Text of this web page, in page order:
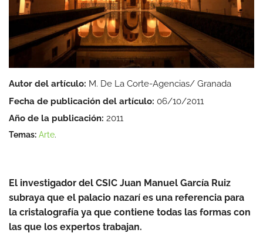
Autor del artículo: M. De La Corte-Agencias/ Granada
Fecha de publicación del artículo: 06/10/2011
Año de la publicación: 2011
Temas: Arte.
El investigador del CSIC Juan Manuel García Ruiz
subraya que el palacio nazarí es una referencia para
la cristalografía ya que contiene todas las formas con
las que los expertos trabajan.